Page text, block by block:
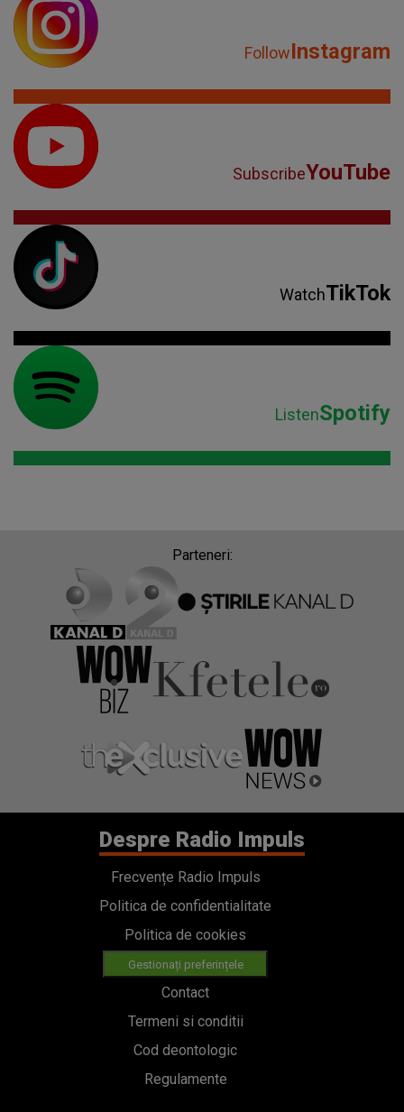
FollowInstagram
SubscribeYouTube
WatchTikTok
ListenSpotify
Parteneri:
Despre Radio Impuls
Frecvențe Radio Impuls
Politica de confidentialitate
Politica de cookies
Gestionați preferințele
Contact
Termeni si conditii
Cod deontologic
Regulamente